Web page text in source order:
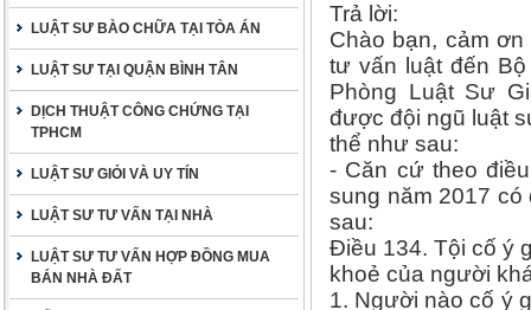
LUẬT SƯ BÀO CHỮA TẠI TÒA ÁN
LUẬT SƯ TẠI QUẬN BÌNH TÂN
DỊCH THUẬT CÔNG CHỨNG TẠI
TPHCM
LUẬT SƯ GIỎI VÀ UY TÍN
LUẬT SƯ TƯ VẤN TẠI NHÀ
LUẬT SƯ TƯ VẤN HỢP ĐỒNG MUA
BÁN NHÀ ĐẤT
Trả lời:
Chào bạn, cảm
tư vấn luật đến
Phòng Luật Sư
được đội ngũ luật
thể như sau:
- Căn cứ theo
sung năm 2017
sau:
Điều 134. Tội cố ý
khoẻ của người
1. Người nào cố ý